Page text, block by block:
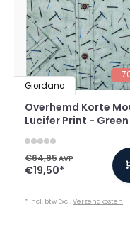
-
Giordano
Overhemd Korte
Lucifer Print - Green
€64,95AVP
€19,50*
* Incl. btw Excl. Verzendkosten